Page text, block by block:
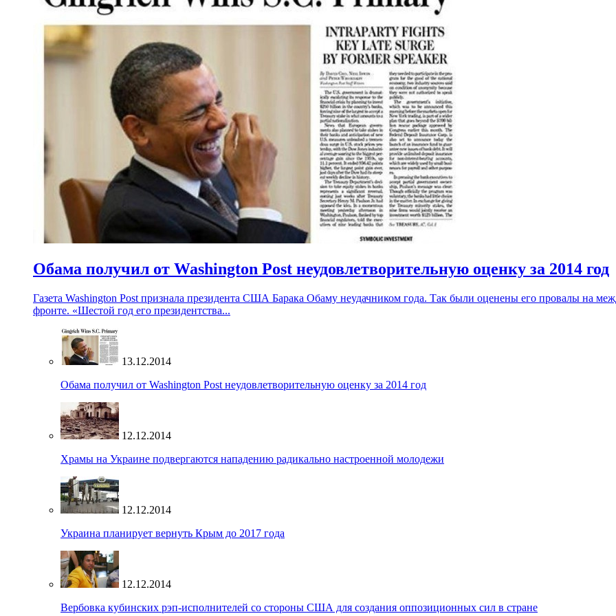
Обама получил от Washington Post неудовлетворительную оценку за 2014 год
Газета Washington Post признала президента США Барака Обаму неудачником года. Так были оценены его провалы на
фронте. «Шестой год его президентства...
13.12.2014
Обама получил от Washington Post неудовлетворительную оценку за 2014 год
12.12.2014
Храмы на Украине подвергаются нападению радикально настроенной молодежи
12.12.2014
Украина планирует вернуть Крым до 2017 года
12.12.2014
Вербовка кубинских рэп-исполнителей со стороны США для создания оппозиционных сил в стране